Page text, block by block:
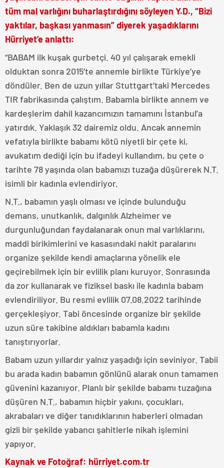
tüm mal varlığını buharlaştırdığını söyleyen Y.D., “Bizi
yaktılar, başkası yanmasın” diyerek yaşadıklarını
Hürriyet’e anlattı:
“BABAM ilk kuşak gurbetçi. 40 yıl çalışarak emekli
olduktan sonra 2015’te annemle birlikte Türkiye’ye
döndüler. Ben de uzun yıllar Stuttgart’taki Mercedes
TIR fabrikasında çalıştım. Babamla birlikte annem ve
kardeşlerim dahil kazancımızın tamamını İstanbul’a
yatırdık. Yaklaşık 32 dairemiz oldu. Ancak annemin
vefatıyla birlikte babamı kötü niyetli bir çete ki,
avukatım dediği için bu ifadeyi kullandım, bu çete o
tarihte 78 yaşında olan babamızı tuzağa düşürerek N.T.
isimli bir kadınla evlendiriyor.
N.T., babamın yaşlı olması ve içinde bulunduğu
demans, unutkanlık, dalgınlık Alzheimer ve
durgunluğundan faydalanarak onun mal varlıklarını,
maddi birikimlerini ve kasasındaki nakit paralarını
organize şekilde kendi amaçlarına yönelik ele
geçirebilmek için bir evlilik planı kuruyor. Sonrasında
da zor kullanarak ve fiziksel baskı ile kadınla babam
evlendiriliyor. Bu resmi evlilik 07.08.2022 tarihinde
gerçekleşiyor. Tabi öncesinde organize bir şekilde
uzun süre takibine aldıkları babamla kadını
tanıştırıyorlar.
Babam uzun yıllardır yalnız yaşadığı için seviniyor. Tabii
bu arada kadın babamın gönlünü alarak onun tamamen
güvenini kazanıyor. Planlı bir şekilde babamı tuzağına
düşüren N.T., babamın hiçbir yakını, çocukları,
akrabaları ve diğer tanıdıklarının haberleri olmadan
gizli bir şekilde yabancı şahitlerle nikah işlemini
yapıyor.
Kaynak ve Fotoğraf: hürriyet.com.tr